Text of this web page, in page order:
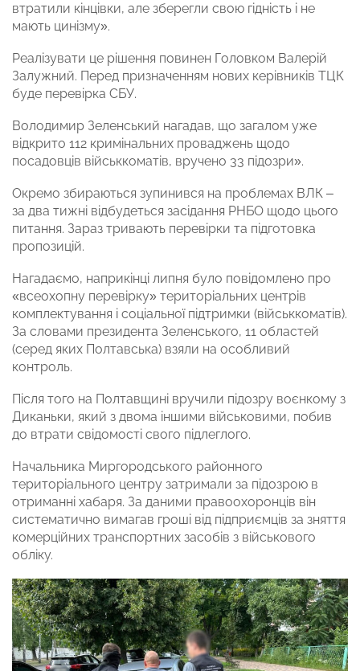
втратили кінцівки, але зберегли свою гідність і не
мають цинізму».
Реалізувати це рішення повинен Головком Валерій
Залужний. Перед призначенням нових керівників ТЦК
буде перевірка СБУ.
Володимир Зеленський нагадав, що загалом уже
відкрито 112 кримінальних проваджень щодо
посадовців військкоматів, вручено 33 підозри».
Окремо збираються зупинився на проблемах ВЛК –
за два тижні відбудеться засідання РНБО щодо цього
питання. Зараз тривають перевірки та підготовка
пропозицій.
Нагадаємо, наприкінці липня було повідомлено про
«всеохопну перевірку» територіальних центрів
комплектування і соціальної підтримки (військкоматів).
За словами президента Зеленського, 11 областей
(серед яких Полтавська) взяли на особливий
контроль.
Після того на Полтавщині вручили підозру воєнкому з
Диканьки, який з двома іншими військовими, побив
до втрати свідомості свого підлеглого.
Начальника Миргородського районного
територіального центру затримали за підозрою в
отриманні хабаря. За даними правоохоронців він
систематично вимагав гроші від підприємців за зняття
комерційних транспортних засобів з військового
обліку.